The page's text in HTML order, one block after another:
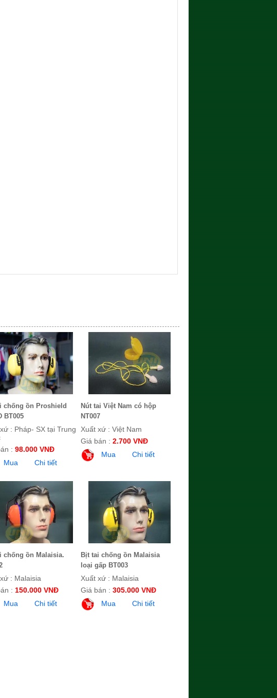
chống ồn Proshield
BT005
: Pháp- SX tại Trung
: 98.000 VNĐ
Mua
Chi tiết
Nút tai Việt Nam có hộp
NT007
Xuất xứ : Việt Nam
Giá bán : 2.700 VNĐ
Mua
Chi tiết
chống ồn Malaisia.
: Malaisia
: 150.000 VNĐ
Mua
Chi tiết
Bịt tai chống ồn Malaisia
loại gấp BT003
Xuất xứ : Malaisia
Giá bán : 305.000 VNĐ
Mua
Chi tiết